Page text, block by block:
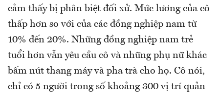
cảm thấy bị phân biệt đối xử. Mức lương của cô
thấp hơn so với của các đồng nghiệp nam từ
10% đến 20%. Những đồng nghiệp nam trẻ
tuổi hơn vẫn yêu cầu cô và những phụ nữ khác
bấm nút thang máy và pha trà cho họ. Cô nói,
chỉ có 5 người trong số khoảng 300 vị trí quản